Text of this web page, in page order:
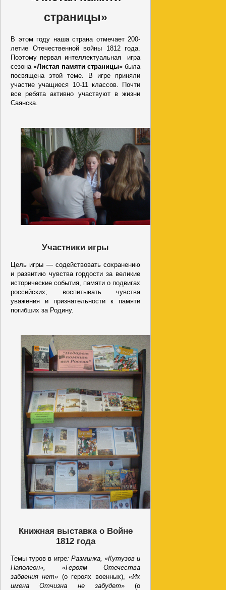
страницы»
В этом году наша страна отмечает 200-
летие Отечественной войны 1812 года.
Поэтому первая интеллектуальная игра
сезона «Листая памяти страницы» была
посвящена этой теме. В игре приняли
участие учащиеся 10-11 классов. Почти
все ребята активно участвуют в жизни
Саянска.
Участники игры
Цель игры — содействовать сохранению
и развитию чувства гордости за великие
исторические события, памяти о подвигах
российских; воспитывать чувства
уважения и признательности к памяти
погибших за Родину.
Книжная выставка о Войне
1812 года
Темы туров в игре: Разминка, «Кутузов и
Наполеон», «Героям Отечества
забвения нет» (о героях военных),
«Их
имена Отчизна не забудет»(о